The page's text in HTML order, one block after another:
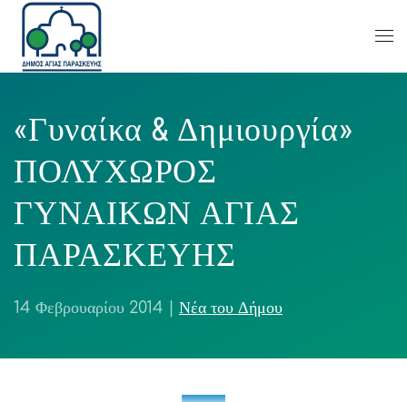
«Γυναίκα & Δημιουργία»
ΠΟΛΥΧΩΡΟΣ
ΓΥΝΑΙΚΩΝ ΑΓΙΑΣ
ΠΑΡΑΣΚΕΥΗΣ
14 Φεβρουαρίου 2014 Νέα του Δήμου